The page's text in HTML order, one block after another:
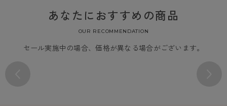
あなたにおすすめの商品
OUR RECOMMENDATION
セール実施中の場合、価格が異なる場合がございます。